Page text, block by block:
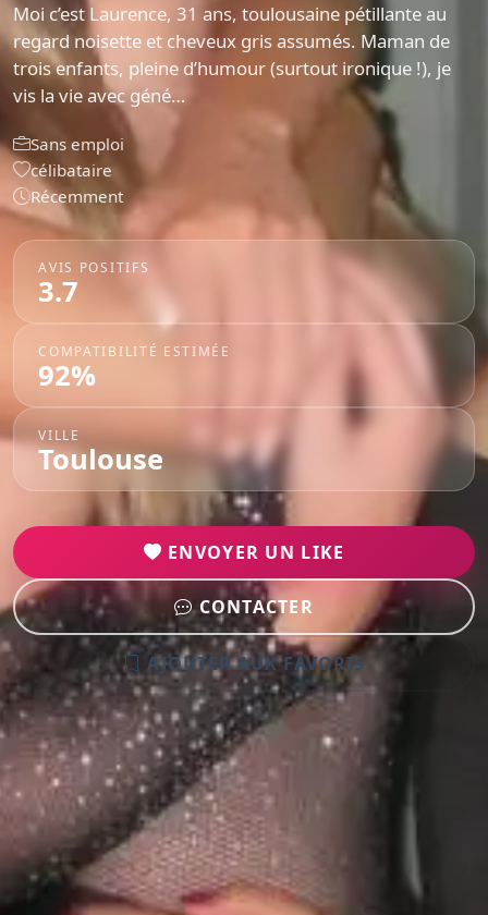
Moi c’est Laurence, 31 ans, toulousaine pétillante au
regard noisette et cheveux gris assumés. Maman de
trois enfants, pleine d’humour (surtout ironique !), je
vis la vie avec géné…
Sans emploi
célibataire
Récemment
AVIS POSITIFS
3.7
COMPATIBILITÉ ESTIMÉE
92%
VILLE
Toulouse
ENVOYER UN LIKE
CONTACTER
AJOUTER AUX FAVORIS